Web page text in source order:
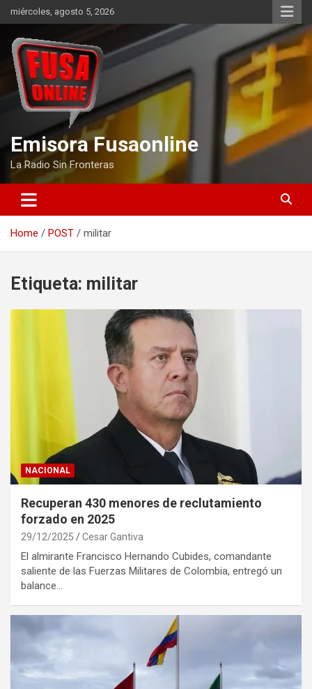
to
content
miércoles, agosto 5, 2026
Emisora Fusaonline
La Radio Sin Fronteras
Home POST militar
Etiqueta: militar
NACIONAL
Recuperan 430 menores de reclutamiento
forzado en 2025
29/12/2025 Cesar Gantiva
El almirante Francisco Hernando Cubides, comandante
saliente de las Fuerzas Militares de Colombia, entregó un
balance…